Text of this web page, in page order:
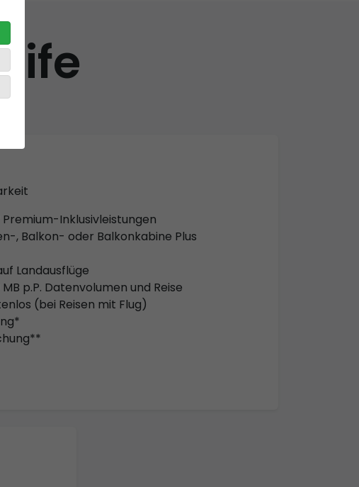
Premium-Inklusivleistungen
, Balkon- oder Balkonkabine Plus
Landausflüge
p.P. Datenvolumen und Reise
(bei Reisen mit Flug)